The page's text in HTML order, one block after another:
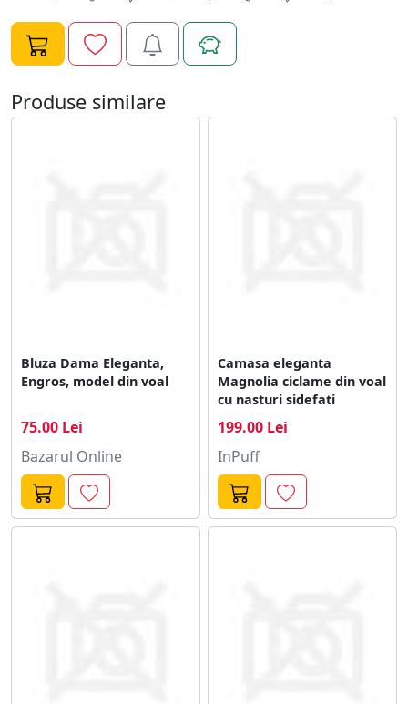
Produse similare
Bluza Dama Eleganta,
Engros, model din voal
75.00 Lei
Bazarul Online
Camasa eleganta
Magnolia ciclame din voal
cu nasturi sidefati
199.00 Lei
InPuff